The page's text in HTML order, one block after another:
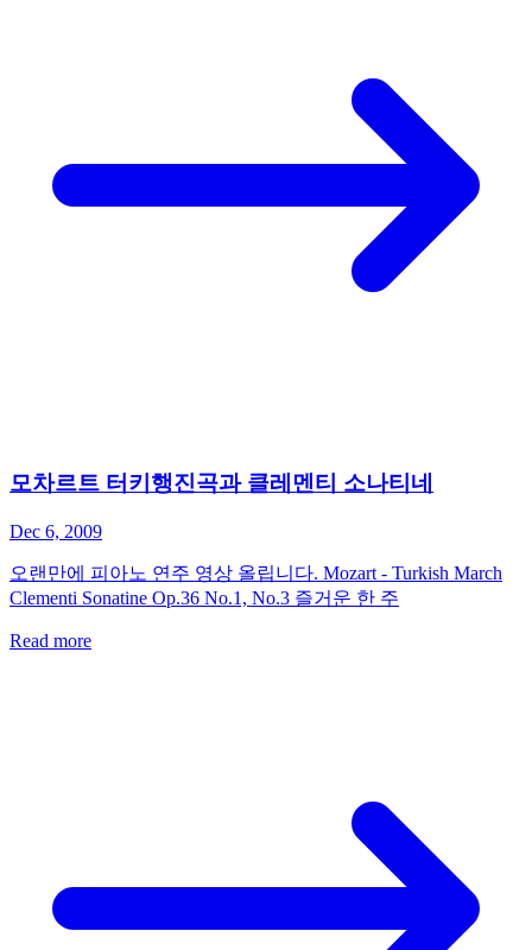
모차르트 터키행진곡과 클레멘티 소나티네
Dec 6, 2009
오랜만에 피아노 연주 영상 올립니다. Mozart - Turkish March
Clementi Sonatine Op.36 No.1, No.3 즐거운 한 주
Read more